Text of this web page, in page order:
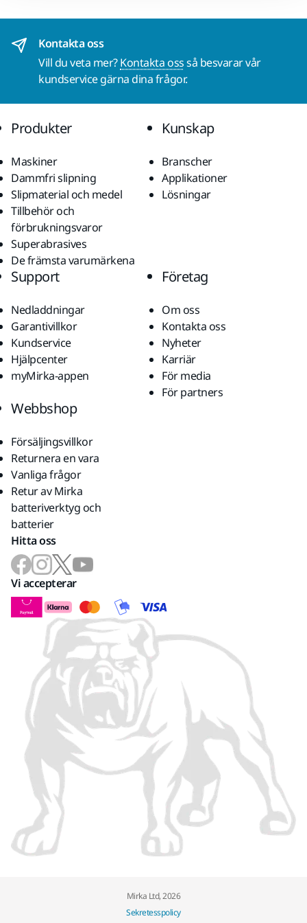
Kontakta oss
Vill du veta mer?Kontakta ossså besvarar vår
kundservice gärna dina frågor.
Produkter
Maskiner
Dammfri slipning
Slipmaterial och medel
Tillbehör och
förbrukningsvaror
Superabrasives
De främsta varumärkena
Kunskap
Branscher
Applikationer
Lösningar
Support
Nedladdningar
Garantivillkor
Kundservice
Hjälpcenter
myMirka-appen
Företag
Om oss
Kontakta oss
Nyheter
Karriär
För media
För partners
Webbshop
Försäljingsvillkor
Returnera en vara
Vanliga frågor
Retur av Mirka
batteriverktyg och
batterier
Hitta oss
Vi accepterar
Mirka Ltd, 2026
Sekretesspolicy